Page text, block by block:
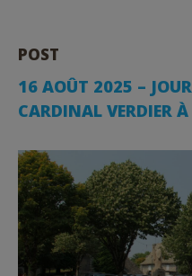
POST
16 AOÛT 2025 –
CARDINAL VERDIER